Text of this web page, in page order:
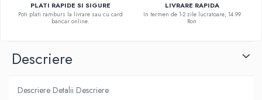
PLATI RAPIDE SI SIGURE
Poti plati ramburs la livrare sau cu card
bancar online.
LIVRARE RAPIDA
In termen de 1-2 zile lucratoare, 14.99
Ron
Descriere
Descriere Detalii Descriere